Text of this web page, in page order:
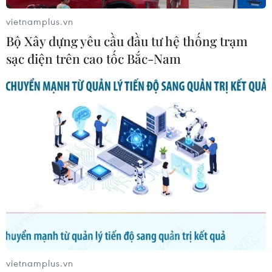
#Chương trình OCOP Việt Nam
#Mô hình OCOP bền vững
#Liên kết quốc tế OCOP
#Sáng kiến OCOP toàn cầu
#Phát triển nông nghiệp bền vững
vietnamplus.vn
Bộ Xây dựng yêu cầu đầu tư hệ thống trạm
sạc điện trên cao tốc Bắc-Nam
vietnamplus.vn